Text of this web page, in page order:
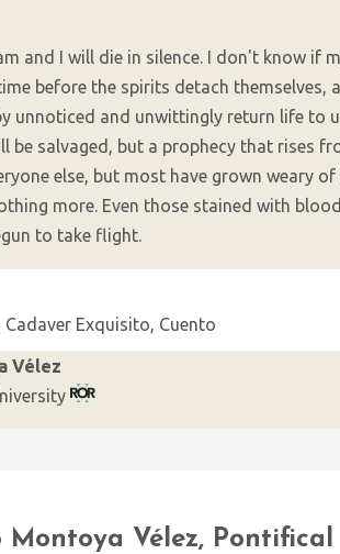
Vélez
and I will die in silence. I don't know if
before the spirits detach themselves,
unnoticed and unwittingly return life to
be salvaged, but a prophecy that rises
else, but most have grown weary
more. Even those stained with
to take flight.
Exquisito, Cuento
Montoya Vélez,